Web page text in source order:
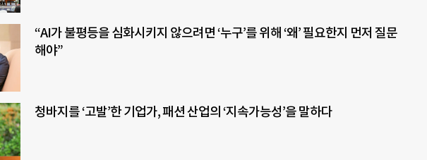
“AI가 불평등을 심화시키지 않으려면 ‘누구’를 위해 ‘왜’ 필요한지 먼저 질문
해야”
청바지를 ‘고발’한 기업가, 패션 산업의 ‘지속가능성’을 말하다